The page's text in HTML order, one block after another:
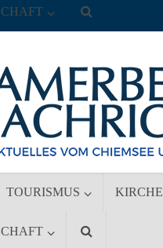
TOURISMUS KIRCHE